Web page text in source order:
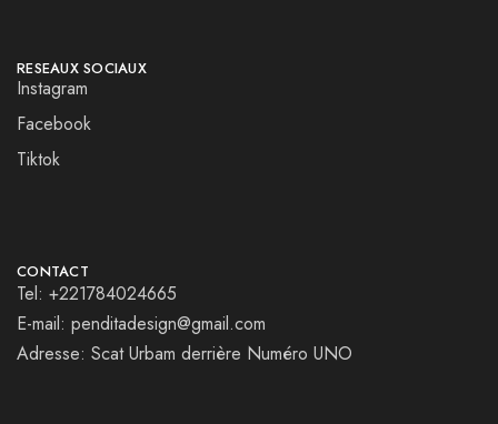
RESEAUX SOCIAUX
Instagram
Facebook
Tiktok
CONTACT
Tel: +221784024665
E-mail: penditadesign@gmail.com
Adresse: Scat Urbam derrière Numéro UNO